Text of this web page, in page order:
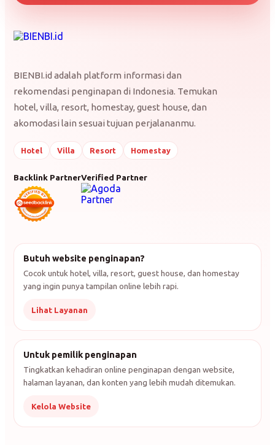
BIENBI.id adalah platform informasi dan
rekomendasi penginapan di Indonesia. Temukan
hotel, villa, resort, homestay, guest house, dan
akomodasi lain sesuai tujuan perjalananmu.
Hotel Villa Resort Homestay
Backlink PartnerVerified Partner
Butuh website penginapan?
Cocok untuk hotel, villa, resort, guest house, dan homestay
yang ingin punya tampilan online lebih rapi.
Lihat Layanan
Untuk pemilik penginapan
Tingkatkan kehadiran online penginapan dengan website,
halaman layanan, dan konten yang lebih mudah ditemukan.
Kelola Website